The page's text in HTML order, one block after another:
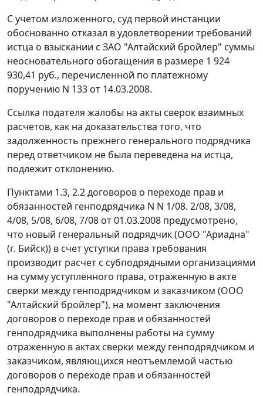
С учетом изложенного, суд первой инстанции
обоснованно отказал в удовлетворении требований
истца о взыскании с ЗАО "Алтайский бройлер" суммы
неосновательного обогащения в размере 1 924
930,41 руб., перечисленной по платежному
поручению N 133 от 14.03.2008.
Ссылка подателя жалобы на акты сверок взаимных
расчетов, как на доказательства того, что
задолженность прежнего генерального подрядчика
перед ответчиком не была переведена на истца,
подлежит отклонению.
Пунктами 1.3, 2.2 договоров о переходе прав и
обязанностей генподрядчика N N 1/08. 2/08, 3/08,
4/08, 5/08, 6/08, 7/08 от 01.03.2008 предусмотрено,
что новый генеральный подрядчик (ООО "Ариадна"
(г. Бийск)) в счет уступки права требования
производит расчет с субподрядными организациями
на сумму уступленного права, отраженную в акте
сверки между генподрядчиком и заказчиком (ООО
"Алтайский бройлер"), на момент заключения
договоров о переходе прав и обязанностей
генподрядчика выполнены работы на сумму
отраженную в актах сверки между генподрядчиком и
заказчиком, являющихся неотъемлемой частью
договоров о переходе прав и обязанностей
генподрядчика.